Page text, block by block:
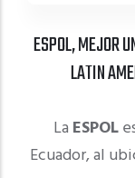
ESPOL, MEJOR
LATIN
La ESPOL
Ecuador, al